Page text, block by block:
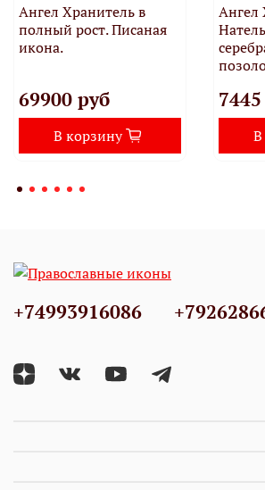
Ангел Хранитель в
полный рост. Писаная
икона.
69900 руб
В корзину
Ангел
В
+74993916086